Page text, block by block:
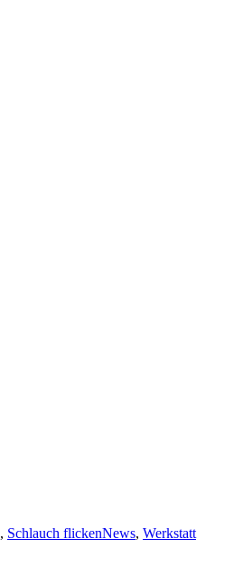
, Schlauch flickenNews, Werkstatt